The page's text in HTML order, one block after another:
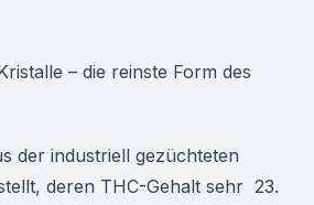
– die reinste Form des
der industriell gezüchteten
deren THC-Gehalt sehr 23.